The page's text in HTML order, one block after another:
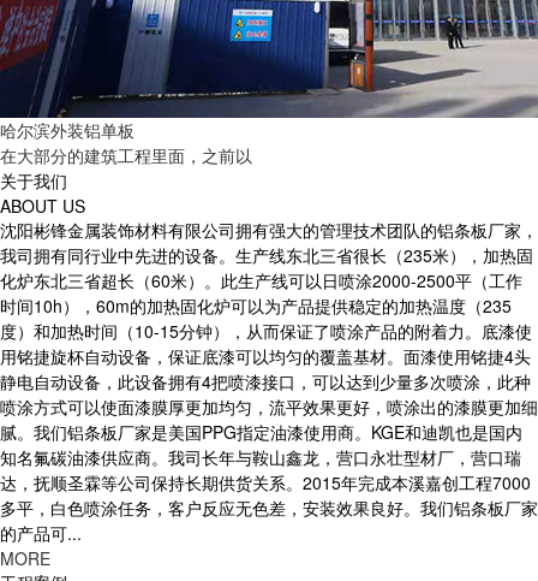
哈尔滨外装铝单板
在大部分的建筑工程里面，之前以
关于我们
ABOUT US
沈阳彬锋金属装饰材料有限公司拥有强大的管理技术团队的铝条板厂家，
我司拥有同行业中先进的设备。生产线东北三省很长（235米），加热固
化炉东北三省超长（60米）。此生产线可以日喷涂2000-2500平（工作
时间10h），60m的加热固化炉可以为产品提供稳定的加热温度（235
度）和加热时间（10-15分钟），从而保证了喷涂产品的附着力。底漆使
用铭捷旋杯自动设备，保证底漆可以均匀的覆盖基材。面漆使用铭捷4头
静电自动设备，此设备拥有4把喷漆接口，可以达到少量多次喷涂，此种
喷涂方式可以使面漆膜厚更加均匀，流平效果更好，喷涂出的漆膜更加细
腻。我们铝条板厂家是美国PPG指定油漆使用商。KGE和迪凯也是国内
知名氟碳油漆供应商。我司长年与鞍山鑫龙，营口永壮型材厂，营口瑞
达，抚顺圣霖等公司保持长期供货关系。2015年完成本溪嘉创工程7000
多平，白色喷涂任务，客户反应无色差，安装效果良好。我们铝条板厂家
的产品可...
MORE